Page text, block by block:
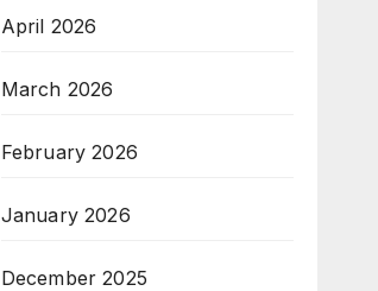
April 2026
March 2026
February 2026
January 2026
December 2025